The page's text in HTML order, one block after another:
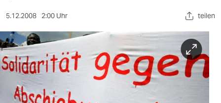
sport
berlin
nord
wahrheit
5.12.2008 2:00 Uhr teilen